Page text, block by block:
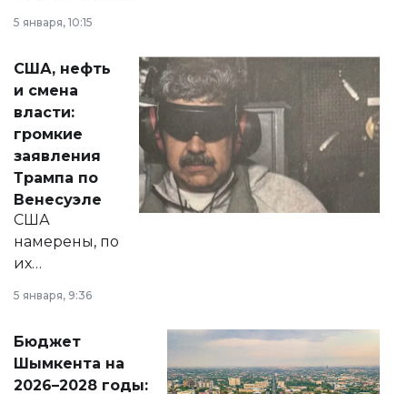
сразу несколько
актуальных тем —
от слухов о
политических
реформах до
вопросов армии,
экономики и
личного здоровья.
5 января, 10:15
США, нефть
и смена
власти:
громкие
заявления
Трампа по
Венесуэле
США
намерены, по
их
принести
народу
Венесуэлы.
5 января, 9:36
Бюджет
Шымкента на
2026–2028 годы: